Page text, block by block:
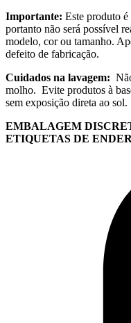
Importante: Este produto
portanto não será possível
modelo, cor ou tamanho.
defeito de fabricação.
Cuidados na lavagem:
molho. Evite produtos à
sem exposição direta ao sol.
EMBALAGEM
ETIQUETAS DE